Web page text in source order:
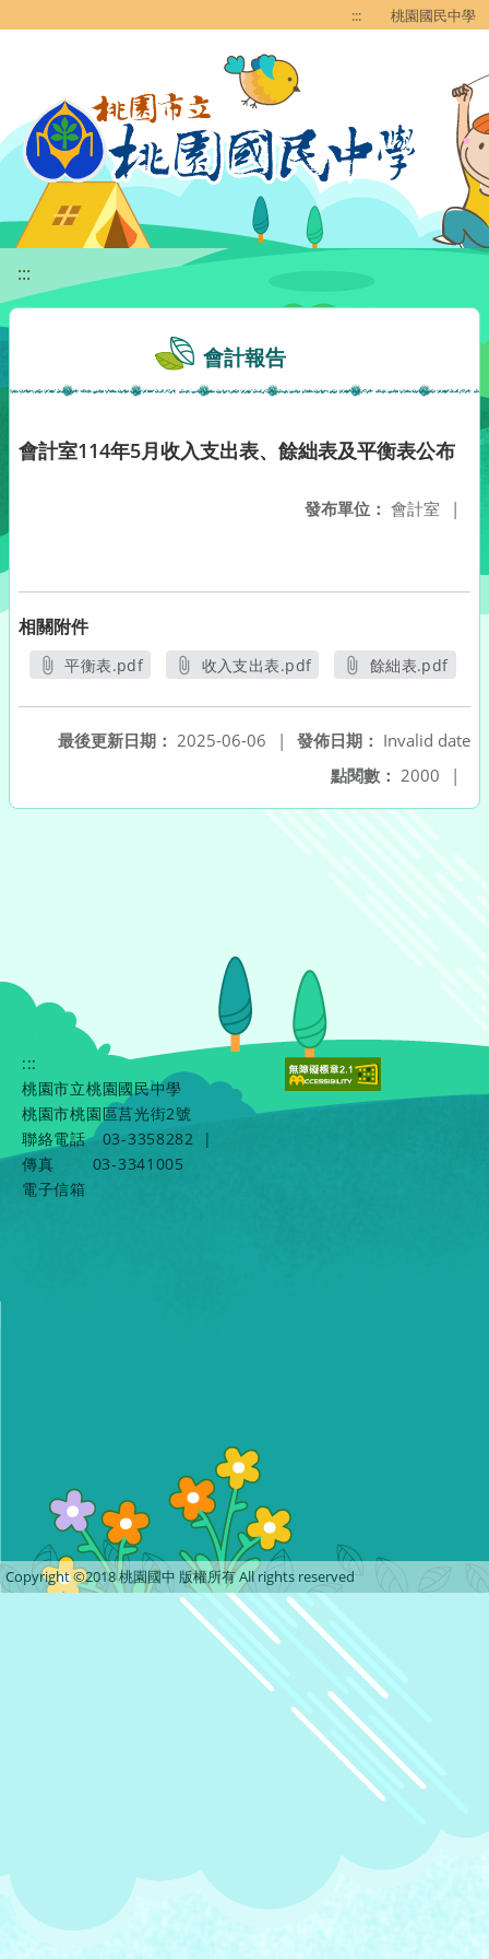
::: 桃園國民中學
:::
會計報告
會計室114年5月收入支出表、餘絀表及平衡表公布
發布單位： 會計室 |
相關附件
平衡表.pdf
收入支出表.pdf
餘絀表.pdf
發佈日期： Invalid date
最後更新日期： 2025-06-06
|
點閱數： 2000 |
:::
桃園市立桃園國民中學
桃園市桃園區莒光街2號
聯絡電話
03-3358282
|
傳真
03-3341005
電子信箱
Copyright ©2018 桃園國中 版權所有 All rights reserved